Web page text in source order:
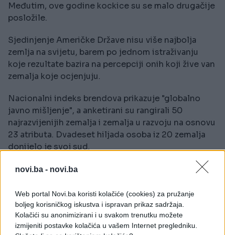
novi.ba - novi.ba
Web portal Novi.ba koristi kolačiće (cookies) za pružanje
boljeg korisničkog iskustva i ispravan prikaz sadržaja.
Kolačići su anonimizirani i u svakom trenutku možete
izmijeniti postavke kolačića u vašem Internet pregledniku.
Međutim, ove godine kockice su se malo drugačije
posložile.
Sjedinjenje Američke Države nisu više najbolja
zemlja na svijetu, barem po jednom istraživanju
koje rezultate bazira na percepciji onih koji žive van
zemalja koje ocjenjuju.
Nacionalni indeks brendova prikazuje "globalno
javno mišljenje", a anketirani su rangirali 50
najrazvijenijih zemalja i zemalja u razvoju na osnovu
23 atributa. Dvadeset hiljada osoba iz 20 zemalja
donijelo je svoj sud.
Prvo mjesto zauzela je Njemačka, potisnuvši tako
Njemačka je profitirala ne samo zbog sportskog
uspjeha u fudbalu, već i zbog percepcije njenog
vodstva u Evropi kroz robusnu ekonomiju i politiku.